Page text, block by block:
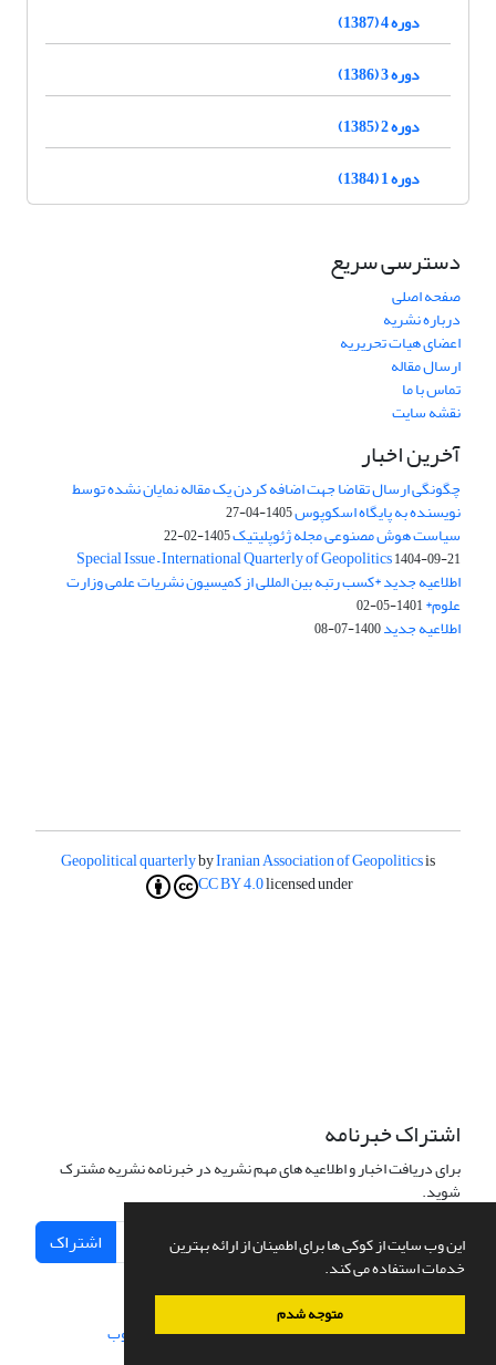
این وب سایت از کوکی ها برای اطمینان از ارائه بهترین
خدمات استفاده می کند.
متوجه شدم
دوره 4 (1387)
دوره 3 (1386)
دوره 2 (1385)
دوره 1 (1384)
دسترسی سریع
صفحه اصلی
درباره نشریه
اعضای هیات تحریریه
ارسال مقاله
تماس با ما
نقشه سایت
آخرین اخبار
چگونگی ارسال تقاضا جهت اضافه کردن یک مقاله نمایان نشده توسط
نویسنده به پایگاه اسکوپوس1405-04-27
سیاست هوش مصنوعی مجله ژئوپلیتیک1405-02-22
Special Issue – International Quarterly of Geopolitics1404-09-21
اطلاعیه جدید *کسب رتبه بین المللی از کمیسیون نشریات علمی وزارت
علوم*1401-05-02
اطلاعیه جدید1400-07-08
Geopolitical quarterlybyIranian Association of Geopoliticsis
licensed under
CC BY 4.0
اشتراک خبرنامه
برای دریافت اخبار و اطلاعیه های مهم نشریه در خبرنامه نشریه مشترک
شوید.
اشتراک
سامانه مدیریت نشریات علمی.طراحی و پیاده سازی از سیناوب